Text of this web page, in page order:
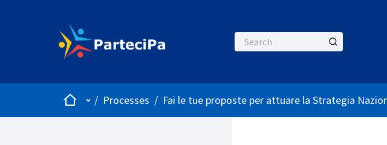
HomeMain menu
/ Processes / Fai le tue proposte per attuare la Strategia